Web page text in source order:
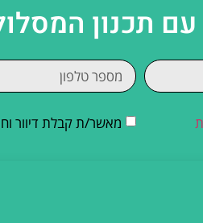
עם תכנון
מאשר/ת קבלת דיוור